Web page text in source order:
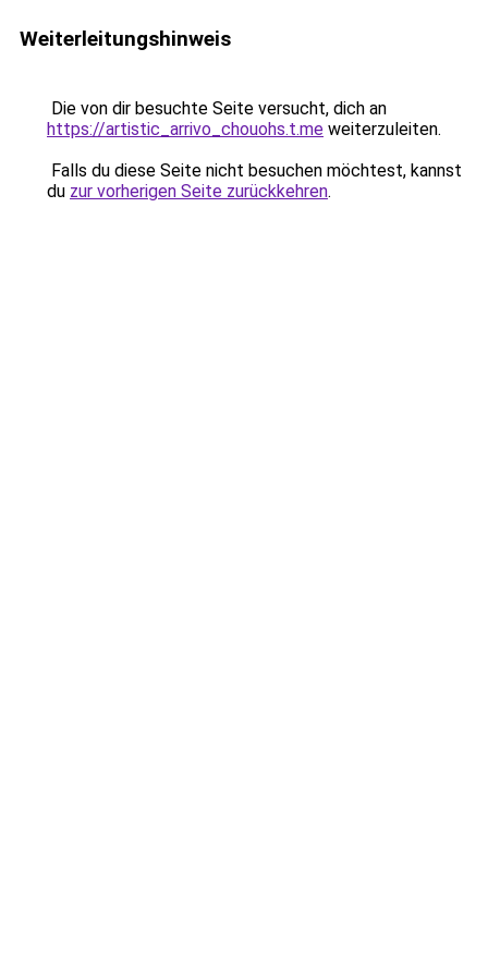
Weiterleitungshinweis
Die von dir besuchte Seite versucht, dich an
https://artistic_arrivo_chouohs.t.me weiterzuleiten.
Falls du diese Seite nicht besuchen möchtest, kannst
du zur vorherigen Seite zurückkehren.